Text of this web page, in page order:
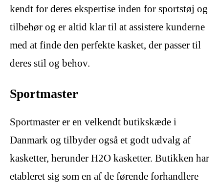
kendt for deres ekspertise inden for sportstøj og
tilbehør og er altid klar til at assistere kunderne
med at finde den perfekte kasket, der passer til
deres stil og behov.
Sportmaster
Sportmaster er en velkendt butikskæde i
Danmark og tilbyder også et godt udvalg af
kasketter, herunder H2O kasketter. Butikken har
etableret sig som en af ​​de førende forhandlere